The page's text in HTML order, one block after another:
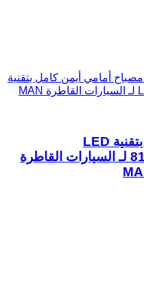
MAN مصباح أمامي أيمن كامل بتقنية
LED 81251016874 81.25101-6874 لـ السيارات القاطرة MAN
MAN مصباح أمامي أيمن كامل بتقنية LED
81251016874 81.25101-6874 لـ السيارات القاطرة